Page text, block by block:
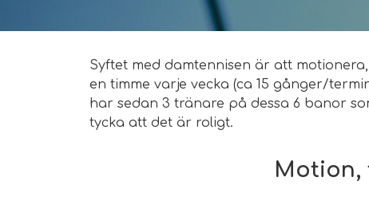
Syftet med damtennisen är att
en timme varje vecka (ca 15 gånger/
har sedan 3 tränare på dessa 6 banor
tycka att det är roligt.